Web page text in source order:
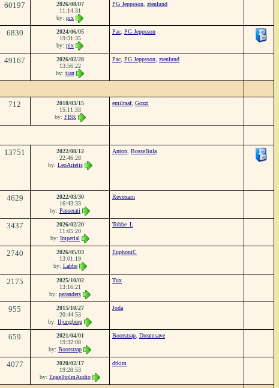
60197
2026/08/07
11:14:31
by: pix
PG Jeppsson ztenlund
6830
2024/06/05
19:31:35
by: pix
Pac PG Jeppsson
49167
2026/02/28
13:56:22
by: tian
Pac PG Jeppsson ztenlund
712
2018/03/15
15:11:33
by: FBK
emilraaf, Gozzi
13751
2022/08/12
22:46:28
by: LeoArietis
Anton BosseBula
4629
2022/03/30
16:43:33
by: Passerati
Revoxarn
3437
2026/02/20
11:05:20
by: Imperial
Tobbe_L
2740
2026/05/03
13:01:19
by: Labbe
EuphoniC
2175
2025/10/02
13:16:21
by: peranders
Tux
955
2015/10/27
20:44:53
by: lljungberg
Joda
659
2021/04/01
19:32:08
by: Bootstrap
Bootstrap Dreamsave
4077
2020/02/17
19:28:53
by: EngelholmAudio
drkim